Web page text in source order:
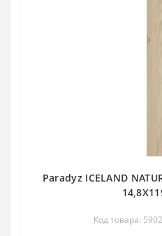
Paradyz ICELAND
Код товара: